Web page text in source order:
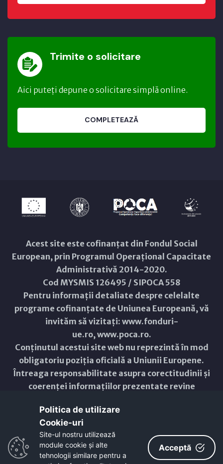
Trimite o solicitare
Aici puteți depune o solicitare simplă online.
COMPLETEAZĂ
Acest site este cofinanțat din Fondul Social
European, prin Programul Operațional Capacitate
Administrativă 2014-2020.
Cod MYSMIS 126495 / SIPOCA 558
Pentru informații detaliate despre celelalte
programe cofinanțate de Uniunea Europeană, vă
invităm să vizitați: www.fonduri-
ue.ro,www.poca.ro.
Conținutul acestui site web nu reprezintă în mod
obligatoriu poziția oficială a Uniunii Europene.
Întreaga responsabilitate asupra corectitudinii și
coerenței informațiilor prezentate revine
Copyright © 2021 - 2026 -
ResponsiveVoice
Non-Commercial License
Politica de utilizare
Cookie-uri‎
Site-ul nostru utilizează
module cookie și alte
tehnologii similare pentru a
Acceptă